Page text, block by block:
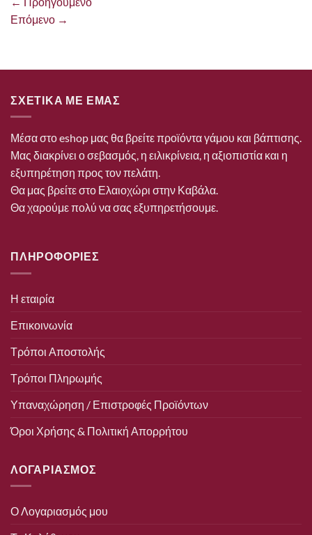
Επόμενο →
ΣΧΕΤΙΚΑ ΜΕ ΕΜΑΣ
Μέσα στο eshop μας θα βρείτε προϊόντα γάμου και βάπτισης.
Μας διακρίνει ο σεβασμός, η ειλικρίνεια, η αξιοπιστία και η
εξυπηρέτηση προς τον πελάτη.
Θα μας βρείτε στο Ελαιοχώρι στην Καβάλα.
Θα χαρούμε πολύ να σας εξυπηρετήσουμε.
ΠΛΗΡΟΦΟΡΙΕΣ
Η εταιρία
Επικοινωνία
Τρόποι Αποστολής
Τρόποι Πληρωμής
Υπαναχώρηση / Επιστροφές Προϊόντων
Όροι Χρήσης & Πολιτική Απορρήτου
ΛΟΓΑΡΙΑΣΜΟΣ
Ο Λογαριασμός μου